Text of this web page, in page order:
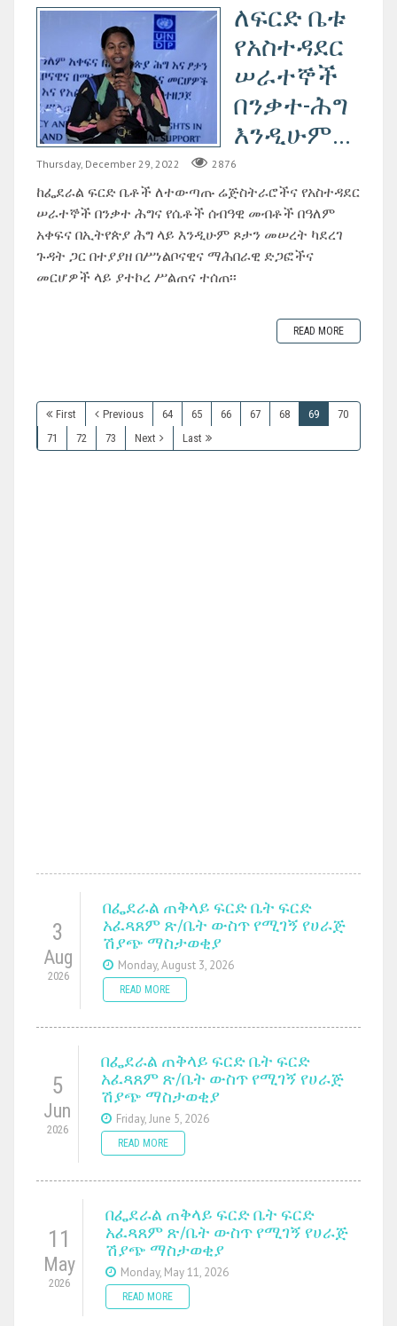
ለፍርድ ቤቱ
የአስተዳደር
ሠራተኞች
በንቃተ-ሕግ
እንዲሁም...
Thursday, December 29, 2022 2876
ከፌደራል ፍርድ ቤቶች ለተውጣጡ ሬጅስትራሮችና የአስተዳደር
ሠራተኞች በንቃተ ሕግና የሴቶች ሰብዓዊ መብቶች በዓለም
አቀፍና በኢትየጵያ ሕግ ላይ እንዲሁም ጾታን መሠረት ካደረገ
ጉዳት ጋር በተያያዘ በሥነልቦናዊና ማሕበራዊ ድጋፎችና
መርሆዎች ላይ ያተኮረ ሥልጠና ተሰጠ፡፡
READ MORE
First Previous 64 65 66 67 68 69
70
71
72 73 Next Last
3
Aug
2026
በፌደራል ጠቅላይ ፍርድ ቤት ፍርድ
አፈጻጸም ጽ/ቤት ውስጥ የሚገኝ የሀራጅ
ሽያጭ ማስታወቂያ
Monday, August 3, 2026
READ MORE
5
Jun
2026
በፌደራል ጠቅላይ ፍርድ ቤት ፍርድ
አፈጻጸም ጽ/ቤት ውስጥ የሚገኝ የሀራጅ
ሽያጭ ማስታወቂያ
Friday, June 5, 2026
READ MORE
11
May
2026
በፌደራል ጠቅላይ ፍርድ ቤት ፍርድ
አፈጻጸም ጽ/ቤት ውስጥ የሚገኝ የሀራጅ
ሽያጭ ማስታወቂያ
Monday, May 11, 2026
READ MORE